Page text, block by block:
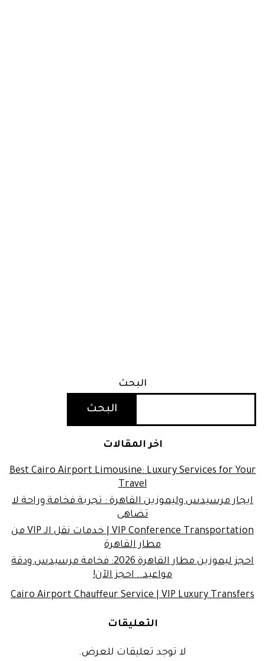
البحث
البحث
اخر المقالات
Best Cairo Airport Limousine: Luxury Services for Your
Travel
ايجار مرسيدس وليموزين القاهرة : تجربة فخامة وراحة لا
تضاهى
VIP Conference Transportation | خدمات نقل الـ VIP من
مطار القاهرة
احجز ليموزين مطار القاهرة 2026: فخامة مرسيدس ودقة
مواعيد.. احجز الآن!
Cairo Airport Chauffeur Service | VIP Luxury Transfers
التعليقات
لا توجد تعليقات للعرض.